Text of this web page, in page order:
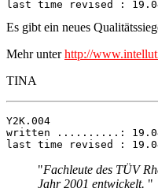
Es gibt ein neues
Mehr unterhttp://
TINA
Y2K.004
written ..........:
"Fachleute des TÜV
Jahr 2001 entwickelt. "